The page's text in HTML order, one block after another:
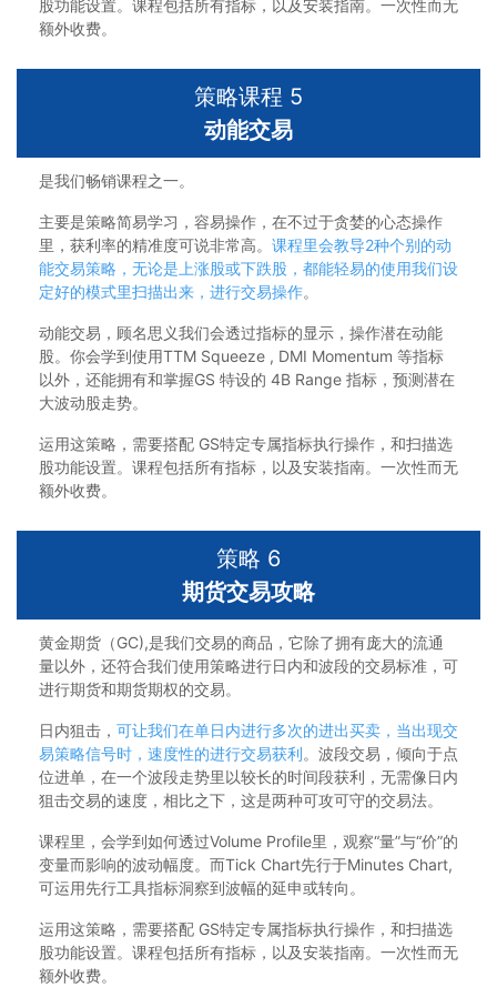
股功能设置。课程包括所有指标，以及安装指南。一次性而无
额外收费。
策略课程 5
动能交易
是我们畅销课程之一。
主要是策略简易学习，容易操作，在不过于贪婪的心态操作
里，获利率的精准度可说非常高。 课程里会教导2种个别的动
能交易策略，无论是上涨股或下跌股，都能轻易的使用我们设
定好的模式里扫描出来，进行交易操作。
动能交易，顾名思义我们会透过指标的显示，操作潜在动能
股。你会学到使用TTM Squeeze , DMI Momentum 等指标
以外，还能拥有和掌握GS 特设的 4B Range 指标，预测潜在
大波动股走势。
运用这策略，需要搭配 GS特定专属指标执行操作，和扫描选
股功能设置。课程包括所有指标，以及安装指南。一次性而无
额外收费。
策略 6
期货交易攻略
黄金期货（GC),是我们交易的商品，它除了拥有庞大的流通
量以外，还符合我们使用策略进行日内和波段的交易标准，可
进行期货和期货期权的交易。
日内狙击， 可让我们在单日内进行多次的进出买卖，当出现交
易策略信号时，速度性的进行交易获利。波段交易，倾向于点
位进单，在一个波段走势里以较长的时间段获利，无需像日内
狙击交易的速度，相比之下，这是两种可攻可守的交易法。
课程里，会学到如何透过Volume Profile里，观察“量”与“价”的
变量而影响的波动幅度。而Tick Chart先行于Minutes Chart,
可运用先行工具指标洞察到波幅的延申或转向。
运用这策略，需要搭配 GS特定专属指标执行操作，和扫描选
股功能设置。课程包括所有指标，以及安装指南。一次性而无
额外收费。